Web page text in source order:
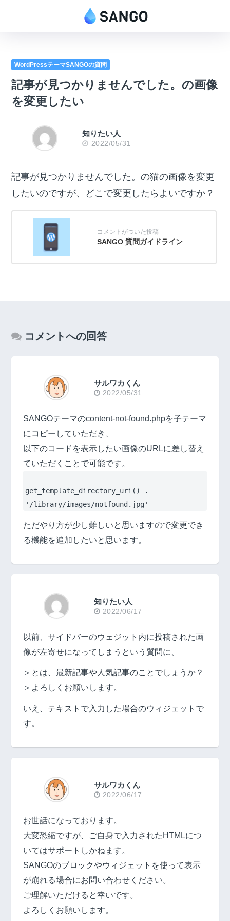
WordPressテーマSANGOの質問
記事が見つかりませんでした。の画像
を変更したい
知りたい人
2022/05/31
記事が見つかりませんでした。の猫の画像を変更
したいのですが、どこで変更したらよいですか？
SANGO 質問ガイドライン
コメントへの回答
サルワカくん
2022/05/31
SANGOテーマのcontent-not-found.phpを子テーマ
にコピーしていただき、
以下のコードを表示したい画像のURLに差し替え
ていただくことで可能です。
get_template_directory_uri() .
'/library/images/notfound.jpg'
ただやり方が少し難しいと思いますので変更でき
る機能を追加したいと思います。
知りたい人
2022/06/17
以前、サイドバーのウェジット内に投稿された画
像が左寄せになってしまうという質問に、
＞とは、最新記事や人気記事のことでしょうか？
＞よろしくお願いします。
いえ、テキストで入力した場合のウィジェットで
す。
サルワカくん
2022/06/17
お世話になっております。
大変恐縮ですが、ご自身で入力されたHTMLにつ
いてはサポートしかねます。
SANGOのブロックやウィジェットを使って表示
が崩れる場合にお問い合わせください。
ご理解いただけると幸いです。
よろしくお願いします。